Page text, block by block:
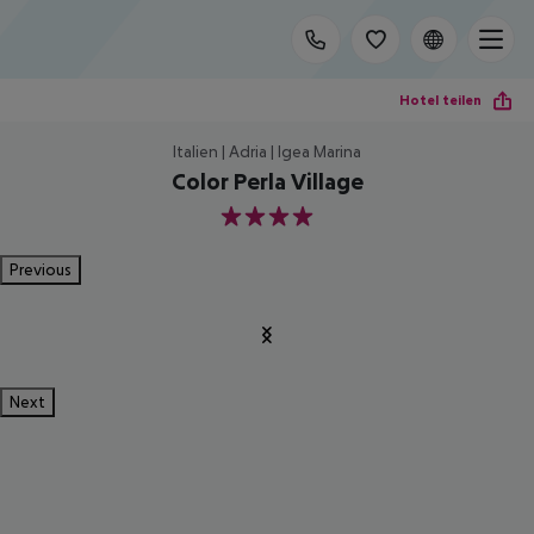
Hotel teilen
Italien | Adria | Igea Marina
Color Perla Village
4
Previous
Next